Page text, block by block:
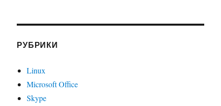
РУБРИКИ
Linux
Microsoft Office
Skype